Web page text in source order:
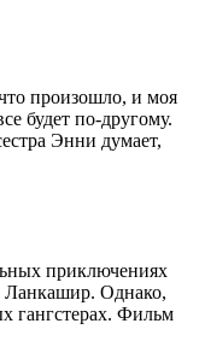
произошло, и моя
будет по-другому.
Энни думает,
приключениях
Ланкашир. Однако,
гангстерах. Фильм